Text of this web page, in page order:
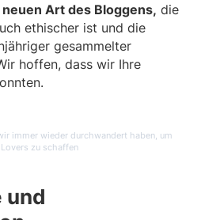
neuen Art des Bloggens, die
ethischer ist und die
gesammelter
hoffen, dass wir Ihre
immer wieder durchwandert haben, um
zu schaffen
und